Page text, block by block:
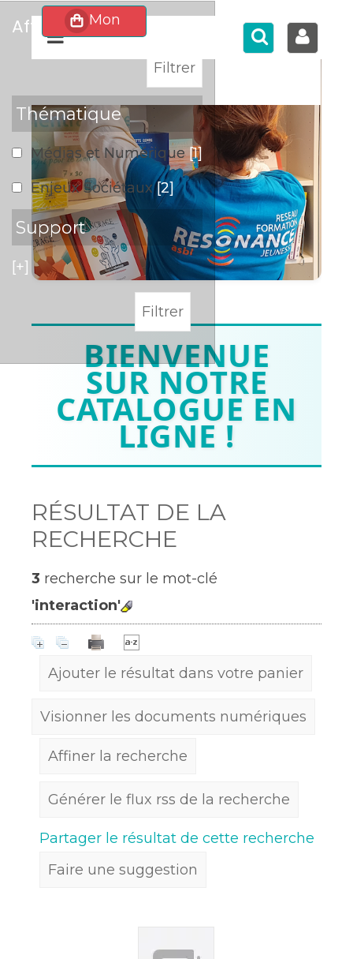
BIENVENUE
SUR NOTRE
CATALOGUE EN
LIGNE !
RÉSULTAT DE LA
RECHERCHE
3 recherche sur le mot-clé
'interaction'
Ajouter le résultat dans votre panier
Visionner les documents numériques
Affiner la recherche
Générer le flux rss de la recherche
Partager le résultat de cette recherche
Faire une suggestion
affiner
Thématique
Médias et Numérique[1]
Enjeux Sociétaux[2]
Support
[+]